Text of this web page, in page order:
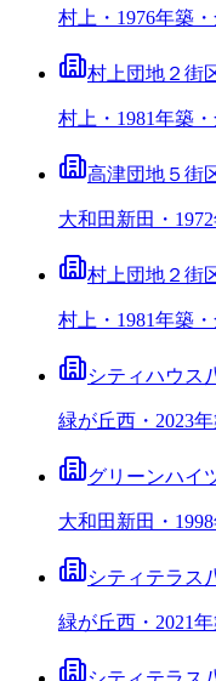
村上・1976年築
村上団地２街
村上・1981年築
高津団地５街
大和田新田・
村上団地２街
村上・1981年築
シティハウス
緑が丘西・2023
グリーンハイ
大和田新田・
シティテラス
緑が丘西・2021